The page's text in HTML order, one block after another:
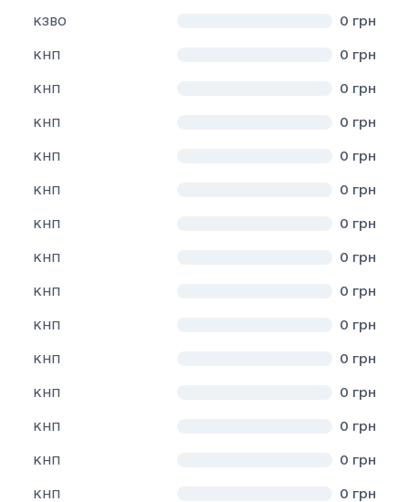
КЗВО 0 грн
КНП 0 грн
КНП 0 грн
КНП 0 грн
КНП 0 грн
КНП 0 грн
КНП 0 грн
КНП 0 грн
КНП 0 грн
КНП 0 грн
КНП 0 грн
КНП 0 грн
КНП 0 грн
КНП 0 грн
КНП 0 грн